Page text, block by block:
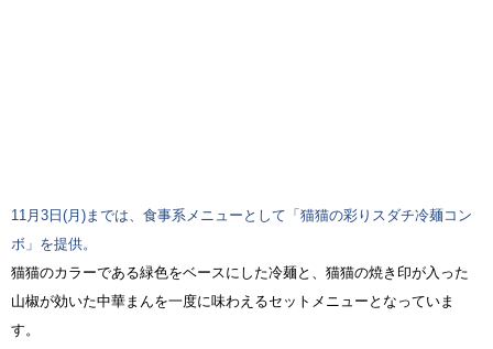
11月3日(月)までは、食事系メニューとして「猫猫の彩りスダチ冷麺コン
ボ」を提供。
猫猫のカラーである緑色をベースにした冷麺と、猫猫の焼き印が入った
山椒が効いた中華まんを一度に味わえるセットメニューとなっていま
す。